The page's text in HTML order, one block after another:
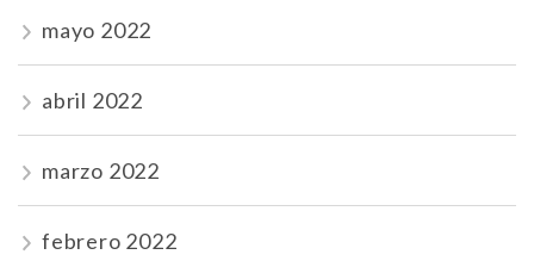
mayo 2022
abril 2022
marzo 2022
febrero 2022